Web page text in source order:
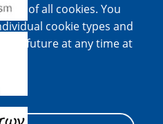
use of all cookies. You
cookie types and
the future at any time at